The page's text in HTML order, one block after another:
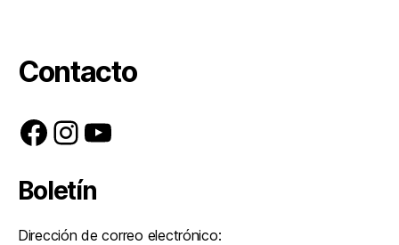
Contacto
Facebook
Instagram
YouTube
Boletín
Dirección de correo electrónico: